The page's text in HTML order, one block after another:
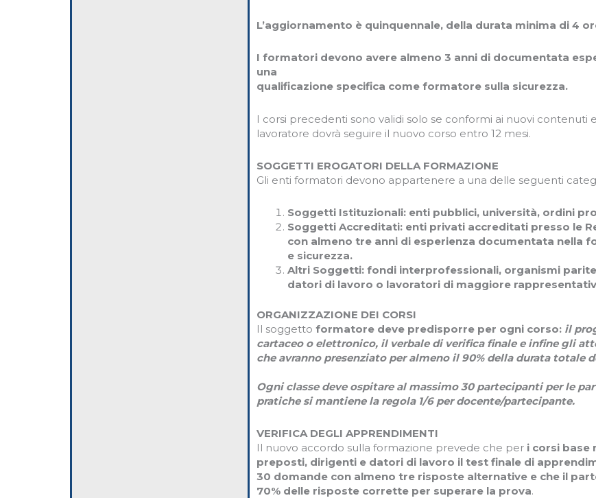
L’aggiornamento è quinquennale, della durata minima di 4
I formatori devono avere almeno 3 anni di documentata
una
qualificazione specifica come formatore sulla sicurezza.
I corsi precedenti sono validi solo se conformi ai nuovi contenuti
lavoratore dovrà seguire il nuovo corso entro 12 mesi.
SOGGETTI EROGATORI DELLA FORMAZIONE
Gli enti formatori devono appartenere a una delle seguenti
Soggetti Istituzionali: enti pubblici, università, ordini
Soggetti Accreditati: enti privati accreditati presso le
con almeno tre anni di esperienza documentata nella
e sicurezza.
Altri Soggetti: fondi interprofessionali, organismi
datori di lavoro o lavoratori di maggiore
ORGANIZZAZIONE DEI CORSI
Il soggettoformatore deve predisporre per ogni corso: il
cartaceo o elettronico, il verbale di verifica finale e infine gli
che avranno presenziato per almeno il 90% della durata totale
Ogni classe deve ospitare al massimo 30 partecipanti per le
pratiche si mantiene la regola 1/6 per docente/partecipante.
VERIFICA DEGLI APPRENDIMENTI
Il nuovo accordo sulla formazione prevede che per i corsi base
preposti, dirigenti e datori di lavoro il test finale di
30 domande con almeno tre risposte alternative e che il
70% delle risposte corrette per superare la prova.